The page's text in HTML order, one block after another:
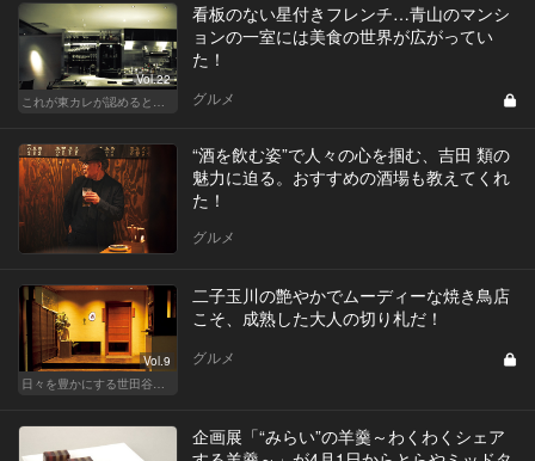
Vol.22
これが東カレが認めるとっておきの隠れ家
看板のない星付きフレンチ…青山のマンシ
ョンの一室には美食の世界が広がってい
た！
グルメ
“酒を飲む姿”で人々の心を掴む、吉田 類の
魅力に迫る。おすすめの酒場も教えてくれ
た！
グルメ
Vol.9
日々を豊かにする世田谷の話題店
二子玉川の艶やかでムーディーな焼き鳥店
こそ、成熟した大人の切り札だ！
グルメ
企画展「“みらい”の羊羹～わくわくシェア